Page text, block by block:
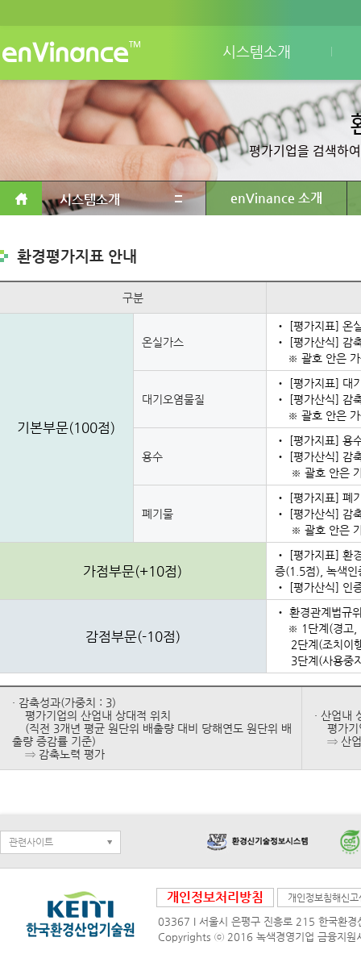
시스템소개
평가기업을 검색하
시스템소개 enVinance 소개
환경평가지표 안내
구분
기본부문(100점)
온실가스
‧ [평가지표] 온
‧ [평가산식] 감
※ 괄호 안은 가
대기오염물질
‧ [평가지표] 대
‧ [평가산식] 감
※ 괄호 안은 가
용수
‧ [평가지표] 용
‧ [평가산식] 감
※ 괄호 안은
폐기물
‧ [평가지표] 폐
‧ [평가산식] 감
※ 괄호 안은
가점부문(+10점)
‧ [평가지표] 환
증(1.5점), 녹색
‧ [평가산식] 인
감점부문(-10점)
‧ 환경관계법규
※ 1단계(경고,
2단계(조치이
3단계(사용중
· 감축성과(가중치 : 3)
평가기업의 산업내 상대적 위치
(직전 3개년 평균 원단위 배출량 대비 당해연도 원단위 배
출량 증감률 기준)
⇒ 감축노력 평가
· 산업내
평가기
⇒ 산업
관련사이트
개인정보처리방침 개인정보침해신고
03367 I 서울시 은평구 진흥로 215 한국환
Copyrights ⓒ 2016 녹색경영기업 금융지